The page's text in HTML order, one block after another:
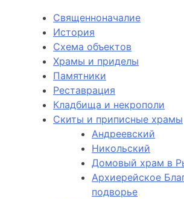
Священноначалие
История
Схема объектов
Храмы и приделы
Памятники
Реставрация
Кладбища и некрополи
Скиты и приписные храмы
Андреевский
Никольский
Домовый храм в
Архиерейское
подворье